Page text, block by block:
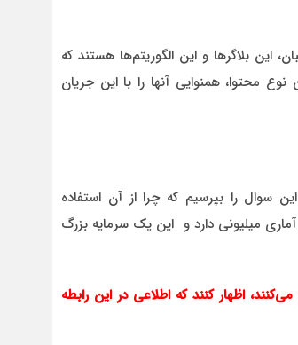
این بلاگرها و این الگوریتم‌ها هستند که
محتوا، همنوایی آنها را با این جریان
سوال را بپرسیم که چرا از آن استفاده
میلیونی دارد و این یک سرمایه بزرگ
اظهار کنند که اطلاعی در این رابطه